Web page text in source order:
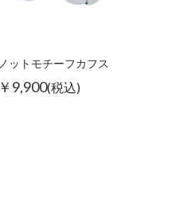
ノットモチーフカフス
￥9,900(税込)